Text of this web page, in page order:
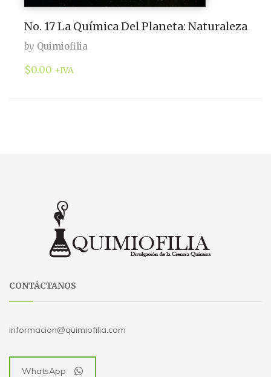
No. 17 La Química Del Planeta: Naturaleza
by Quimiofilia
$0.00 +IVA
CONTÁCTANOS
informacion@quimiofilia.com
WhatsApp